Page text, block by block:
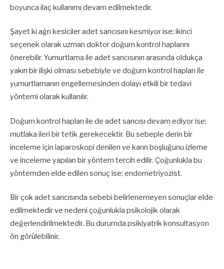
boyunca ilaç kullanımı devam edilmektedir.
Şayet ki ağrı kesiciler adet sancısını kesmiyor ise; ikinci
seçenek olarak uzman doktor doğum kontrol haplarını
önerebilir. Yumurtlama ile adet sancısının arasında oldukça
yakın bir ilişki olması sebebiyle ve doğum kontrol hapları ile
yumurtlamanın engellemesinden dolayı etkili bir tedavi
yöntemi olarak kullanılır.
Doğum kontrol hapları ile de adet sancısı devam ediyor ise;
mutlaka ileri bir tetik gerekecektir. Bu sebeple derin bir
inceleme için laparoskopi denilen ve karın boşluğunu izleme
ve inceleme yapılan bir yöntem tercih edilir. Çoğunlukla bu
yöntemden elde edilen sonuç ise; endometriyozist.
Bir çok adet sancısında sebebi belirlenemeyen sonuçlar elde
edilmektedir ve nedeni çoğunlukla psikolojik olarak
değerlendirilmektedir. Bu durumda psikiyatrik konsultasyon
ön görülebilinir.